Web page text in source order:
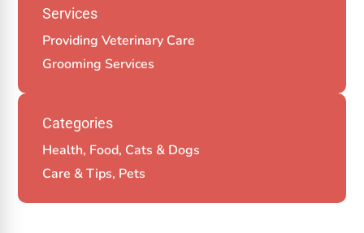
Services
Providing Veterinary Care
Grooming Services
Categories
Health, Food, Cats & Dogs
Care & Tips, Pets